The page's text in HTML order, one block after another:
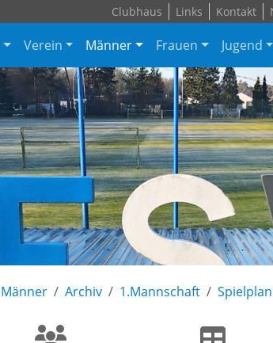
Clubhaus Links Kontakt
Verein Männer Frauen Jugend
Männer Archiv 1.Mannschaft Spielplan